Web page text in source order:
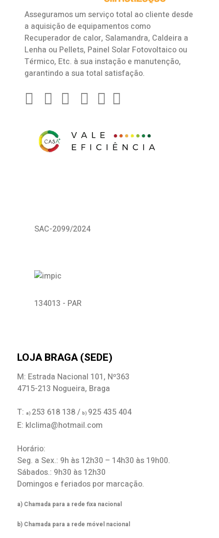
Asseguramos um serviço total ao cliente desde
a aquisição de equipamentos como
Recuperador de calor, Salamandra, Caldeira a
Lenha ou Pellets, Painel Solar Fotovoltaico ou
Térmico, Etc. à sua instação e manutenção,
garantindo a sua total satisfação.
SAC-2099/2024
134013 - PAR
LOJA BRAGA (SEDE)
M: Estrada Nacional 101, Nº363
4715-213 Nogueira, Braga
T: a) 253 618 138 / b) 925 435 404
E: klclima@hotmail.com
Horário:
Seg. a Sex.: 9h às 12h30 – 14h30 às 19h00.
Sábados.: 9h30 às 12h30
Domingos e feriados por marcação.
a) Chamada para a rede fixa nacional
b) Chamada para a rede móvel nacional